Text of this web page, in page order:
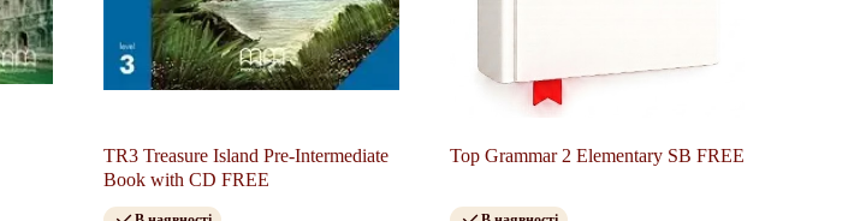
TR3 Treasure Island Pre-Intermediate
Book with CD FREE
Top Grammar 2 Elementary SB FREE